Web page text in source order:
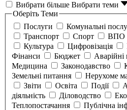
Вибрати більше Вибрати теми
Оберіть Теми
Послуги
Комунальні
Транспорт
Спорт ВПО
Культура
Цифровізація
Фінанси
Бюджет
Аварійні
Медицина
Законодавство
Земельні питання
Нерухоме
Звіти
Освіта Події
діяльність
Діловодство
Теплопостачання
Публічна